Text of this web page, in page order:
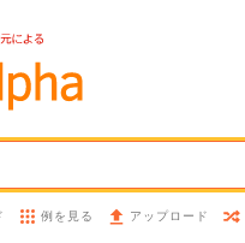
例を見る アップロード